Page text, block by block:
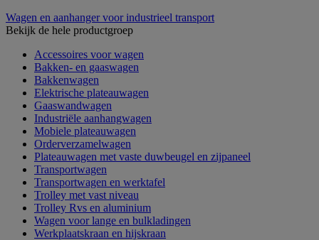
Wagen en aanhanger voor industrieel transport
Bekijk de hele productgroep
Accessoires voor wagen
Bakken- en gaaswagen
Bakkenwagen
Elektrische plateauwagen
Gaaswandwagen
Industriële aanhangwagen
Mobiele plateauwagen
Orderverzamelwagen
Plateauwagen met vaste duwbeugel en zijpaneel
Transportwagen
Transportwagen en werktafel
Trolley met vast niveau
Trolley Rvs en aluminium
Wagen voor lange en bulkladingen
Werkplaatskraan en hijskraan